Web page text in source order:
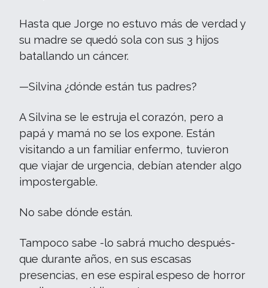
Hasta que Jorge no estuvo más de verdad y
su madre se quedó sola con sus 3 hijos
batallando un cáncer.
—Silvina ¿dónde están tus padres?
A Silvina se le estruja el corazón, pero a
papá y mamá no se los expone. Están
visitando a un familiar enfermo, tuvieron
que viajar de urgencia, debían atender algo
impostergable.
No sabe dónde están.
Tampoco sabe -lo sabrá mucho después-
que durante años, en sus escasas
presencias, en ese espiral espeso de horror